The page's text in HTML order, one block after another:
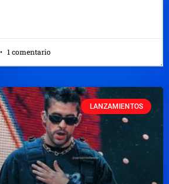
1 comentario
LANZAMIENTOS